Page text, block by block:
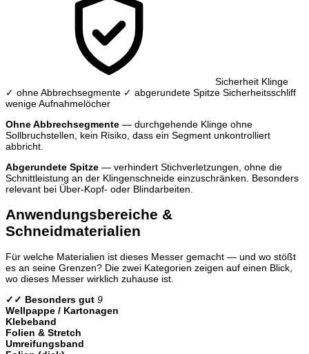
Sicherheit Klinge
✓ ohne Abbrechsegmente ✓ abgerundete Spitze Sicherheitsschliff
wenige Aufnahmelöcher
Ohne Abbrechsegmente — durchgehende Klinge ohne
Sollbruchstellen, kein Risiko, dass ein Segment unkontrolliert
abbricht.
Abgerundete Spitze — verhindert Stichverletzungen, ohne die
Schnittleistung an der Klingenschneide einzuschränken. Besonders
relevant bei Über-Kopf- oder Blindarbeiten.
Anwendungsbereiche &
Schneidmaterialien
Für welche Materialien ist dieses Messer gemacht — und wo stößt
es an seine Grenzen? Die zwei Kategorien zeigen auf einen Blick,
wo dieses Messer wirklich zuhause ist.
✓✓ Besonders gut 9
Wellpappe / Kartonagen
Klebeband
Folien & Stretch
Umreifungsband